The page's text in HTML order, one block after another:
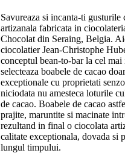
Savureaza si incanta-ti gusturile
artizanala fabricata in
Chocolat din Seraing, Belgia.
ciocolatier Jean-Christophe
conceptul bean-to-bar la cel mai
selecteaza boabele de cacao
exceptionale cu proprietati
niciodata nu amesteca loturile
de cacao. Boabele de cacao
prajite, maruntite si macinate
rezultand in final o ciocolata
calitate exceptionala, dovada si
lungul timpului.